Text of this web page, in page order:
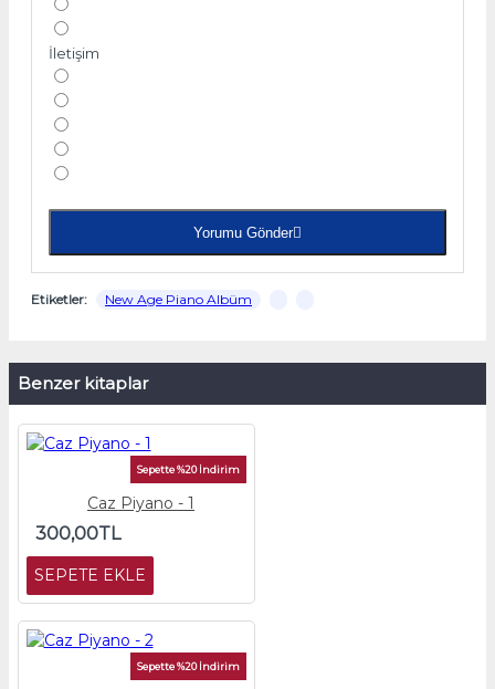
İletişim
Yorumu Gönder
Etiketler: New Age Piano Albüm
Benzer kitaplar
Sepette %20 İndirim
Caz Piyano - 1
300,00TL
SEPETE EKLE
Sepette %20 İndirim